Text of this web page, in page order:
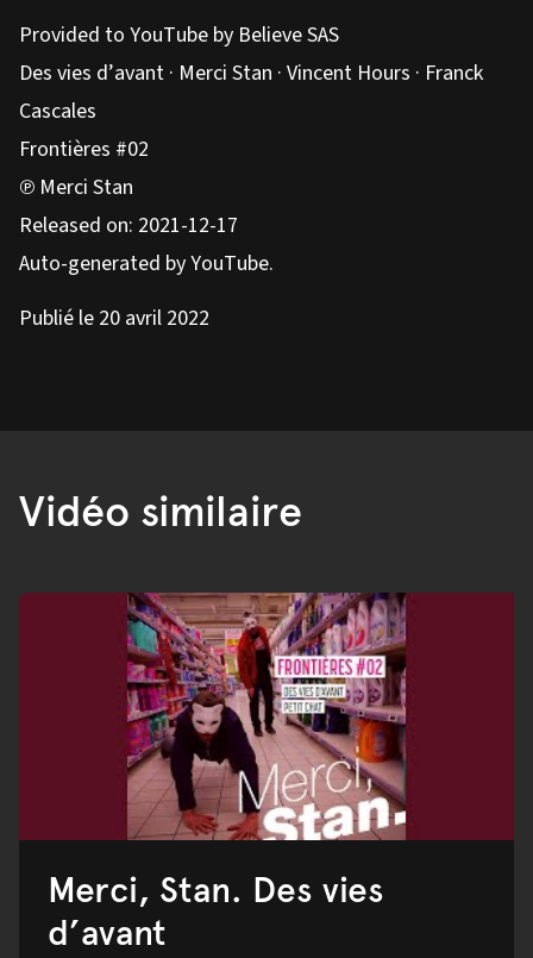
Provided to YouTube by Believe SAS
Des vies d’avant · Merci Stan · Vincent Hours · Franck
Cascales
Frontières #02
℗ Merci Stan
Released on: 2021-12-17
Auto-generated by YouTube.
Publié le 20 avril 2022
Vidéo similaire
Merci, Stan. Des vies
d’avant